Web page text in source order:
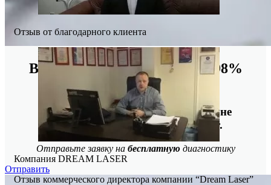
Восстанавливаем данные в 98%
случаев!
Даже, если носитель информации не
определяется, стучит или пищит.
Отправьте заявку на бесплатную диагностику
Отправить
Отзыв от благодарного клиента
Компания DREAM LASER
Отзыв коммерческого директора компании “Dream Laser”